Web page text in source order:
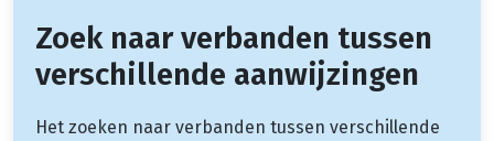
Zoek naar verbanden tussen
verschillende aanwijzingen
Het zoeken naar verbanden tussen verschillende